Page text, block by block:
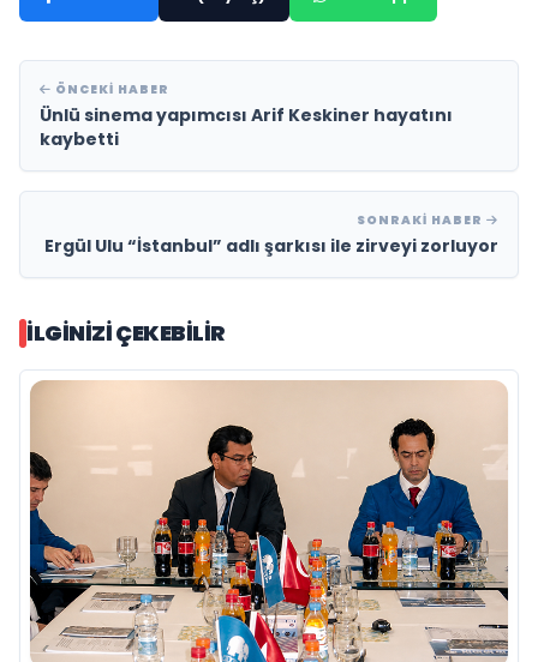
ÖNCEKI HABER
Ünlü sinema yapımcısı Arif Keskiner hayatını
kaybetti
SONRAKI HABER
Ergül Ulu “İstanbul” adlı şarkısı ile zirveyi zorluyor
İLGINIZI ÇEKEBILIR